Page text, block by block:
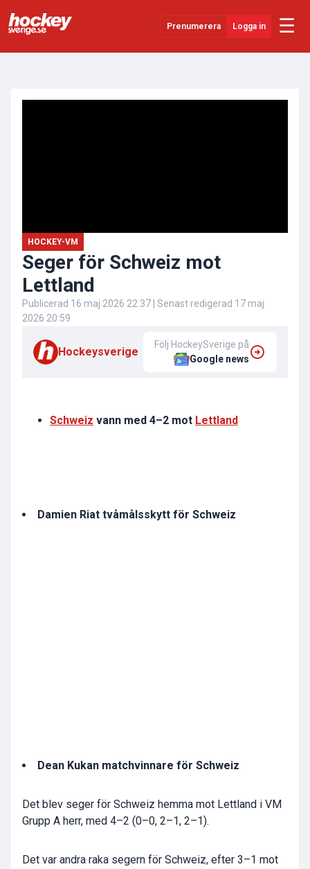
Prenumerera Logga in ☰
HOCKEY-VM
Seger för Schweiz mot
Lettland
Publicerad 16 maj 2026 22:37 | Senast redigerad 17 maj
2026 20:59
Hockeysverige
Följ HockeySverige på
Google news
Schweiz vann med 4–2 mot Lettland
Damien Riat tvåmålsskytt för Schweiz
Dean Kukan matchvinnare för Schweiz
Det blev seger för Schweiz hemma mot Lettland i VM
Grupp A herr, med 4–2 (0–0, 2–1, 2–1).
Det var andra raka segern för Schweiz, efter 3–1 mot